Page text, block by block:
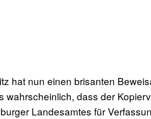
hat nun einen brisanten
wahrscheinlich, dass der
Landesamtes für